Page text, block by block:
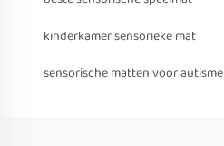
kinderkamer sensorieke mat
sensorische matten voor autisme